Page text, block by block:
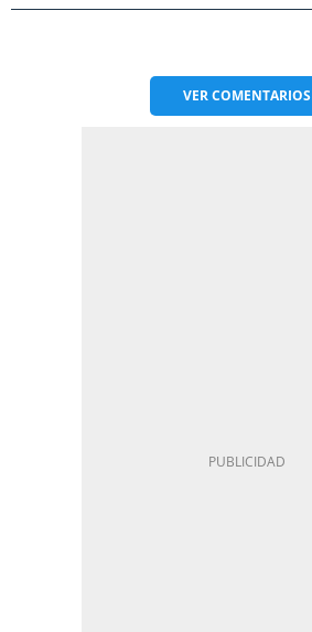
VERCOMENTARIOS